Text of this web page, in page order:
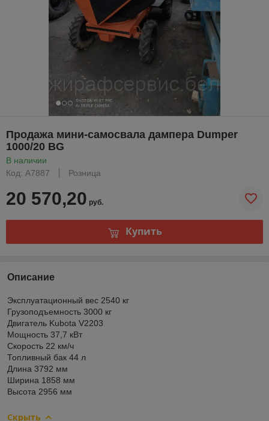
Продажа мини-самосвала дампера Dumper
1000/20 BG
В наличии
Код: А7887
Розница
20 570,20 руб.
Купить
Описание
Эксплуатационный вес 2540 кг
Грузоподъемность 3000 кг
Двигатель Kubota V2203
Мощность 37,7 кВт
Скорость 22 км/ч
Топливный бак 44 л
Длина 3792 мм
Ширина 1858 мм
Высота 2956 мм
Скрыть